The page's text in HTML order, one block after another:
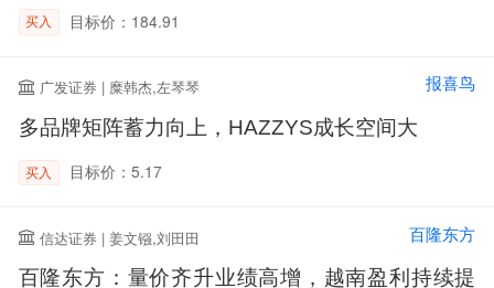
买入 目标价：184.91
广发证券 | 糜韩杰,左琴琴 报喜鸟
多品牌矩阵蓄力向上，HAZZYS成长空间大
买入 目标价：5.17
信达证券 | 姜文镪,刘田田 百隆东方
百隆东方：量价齐升业绩高增，越南盈利持续提